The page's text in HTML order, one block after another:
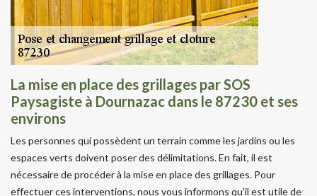
La mise en place des grillages par SOS
Paysagiste à Dournazac dans le 87230 et ses
environs
Les personnes qui possèdent un terrain comme les jardins ou les
espaces verts doivent poser des délimitations. En fait, il est
nécessaire de procéder à la mise en place des grillages. Pour
effectuer ces interventions, nous vous informons qu'il est utile de